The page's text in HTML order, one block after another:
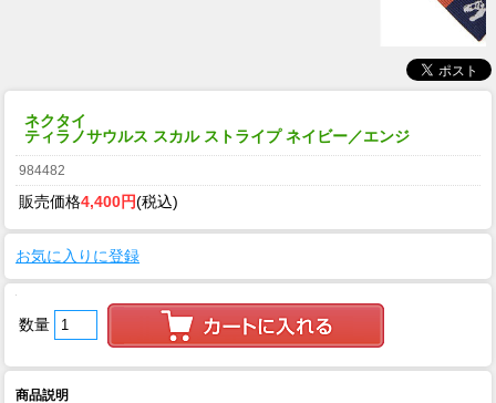
ネクタイ
ティラノサウルス スカル ストライプ ネイビー／エンジ
984482
販売価格4,400円(税込)
お気に入りに登録
数量
商品説明